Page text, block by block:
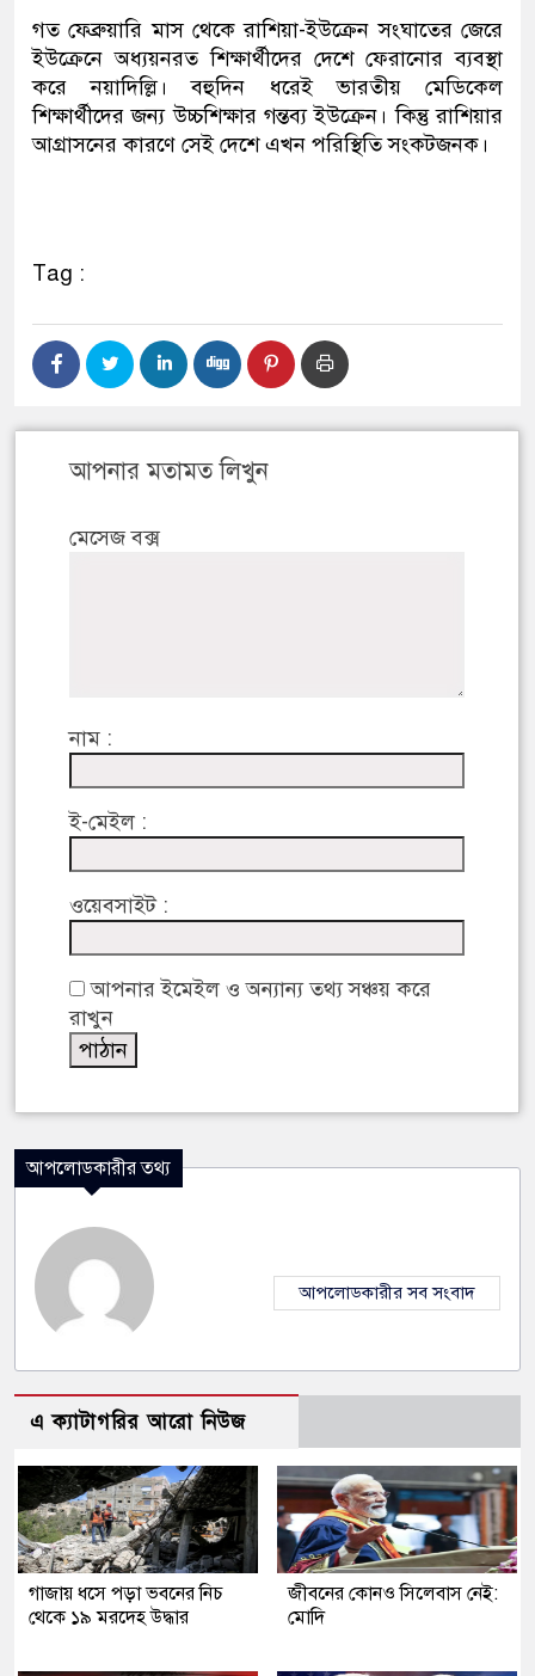
গত ফেব্রুয়ারি মাস থেকে রাশিয়া-ইউক্রেন সংঘাতের জেরে
ইউক্রেনে অধ্যয়নরত শিক্ষার্থীদের দেশে ফেরানোর ব্যবস্থা
করে নয়াদিল্লি। বহুদিন ধরেই ভারতীয় মেডিকেল
শিক্ষার্থীদের জন্য উচ্চশিক্ষার গন্তব্য ইউক্রেন। কিন্তু রাশিয়ার
আগ্রাসনের কারণে সেই দেশে এখন পরিস্থিতি সংকটজনক।
Tag :
আপনার মতামত লিখুন
মেসেজ বক্স
নাম :
ই-মেইল :
ওয়েবসাইট :
আপনার ইমেইল ও অন্যান্য তথ্য সঞ্চয় করে
রাখুন
আপলোডকারীর তথ্য
আপলোডকারীর সব সংবাদ
এ ক্যাটাগরির আরো নিউজ
গাজায় ধসে পড়া ভবনের নিচ
থেকে ১৯ মরদেহ উদ্ধার
জীবনের কোনও সিলেবাস নেই:
মোদি